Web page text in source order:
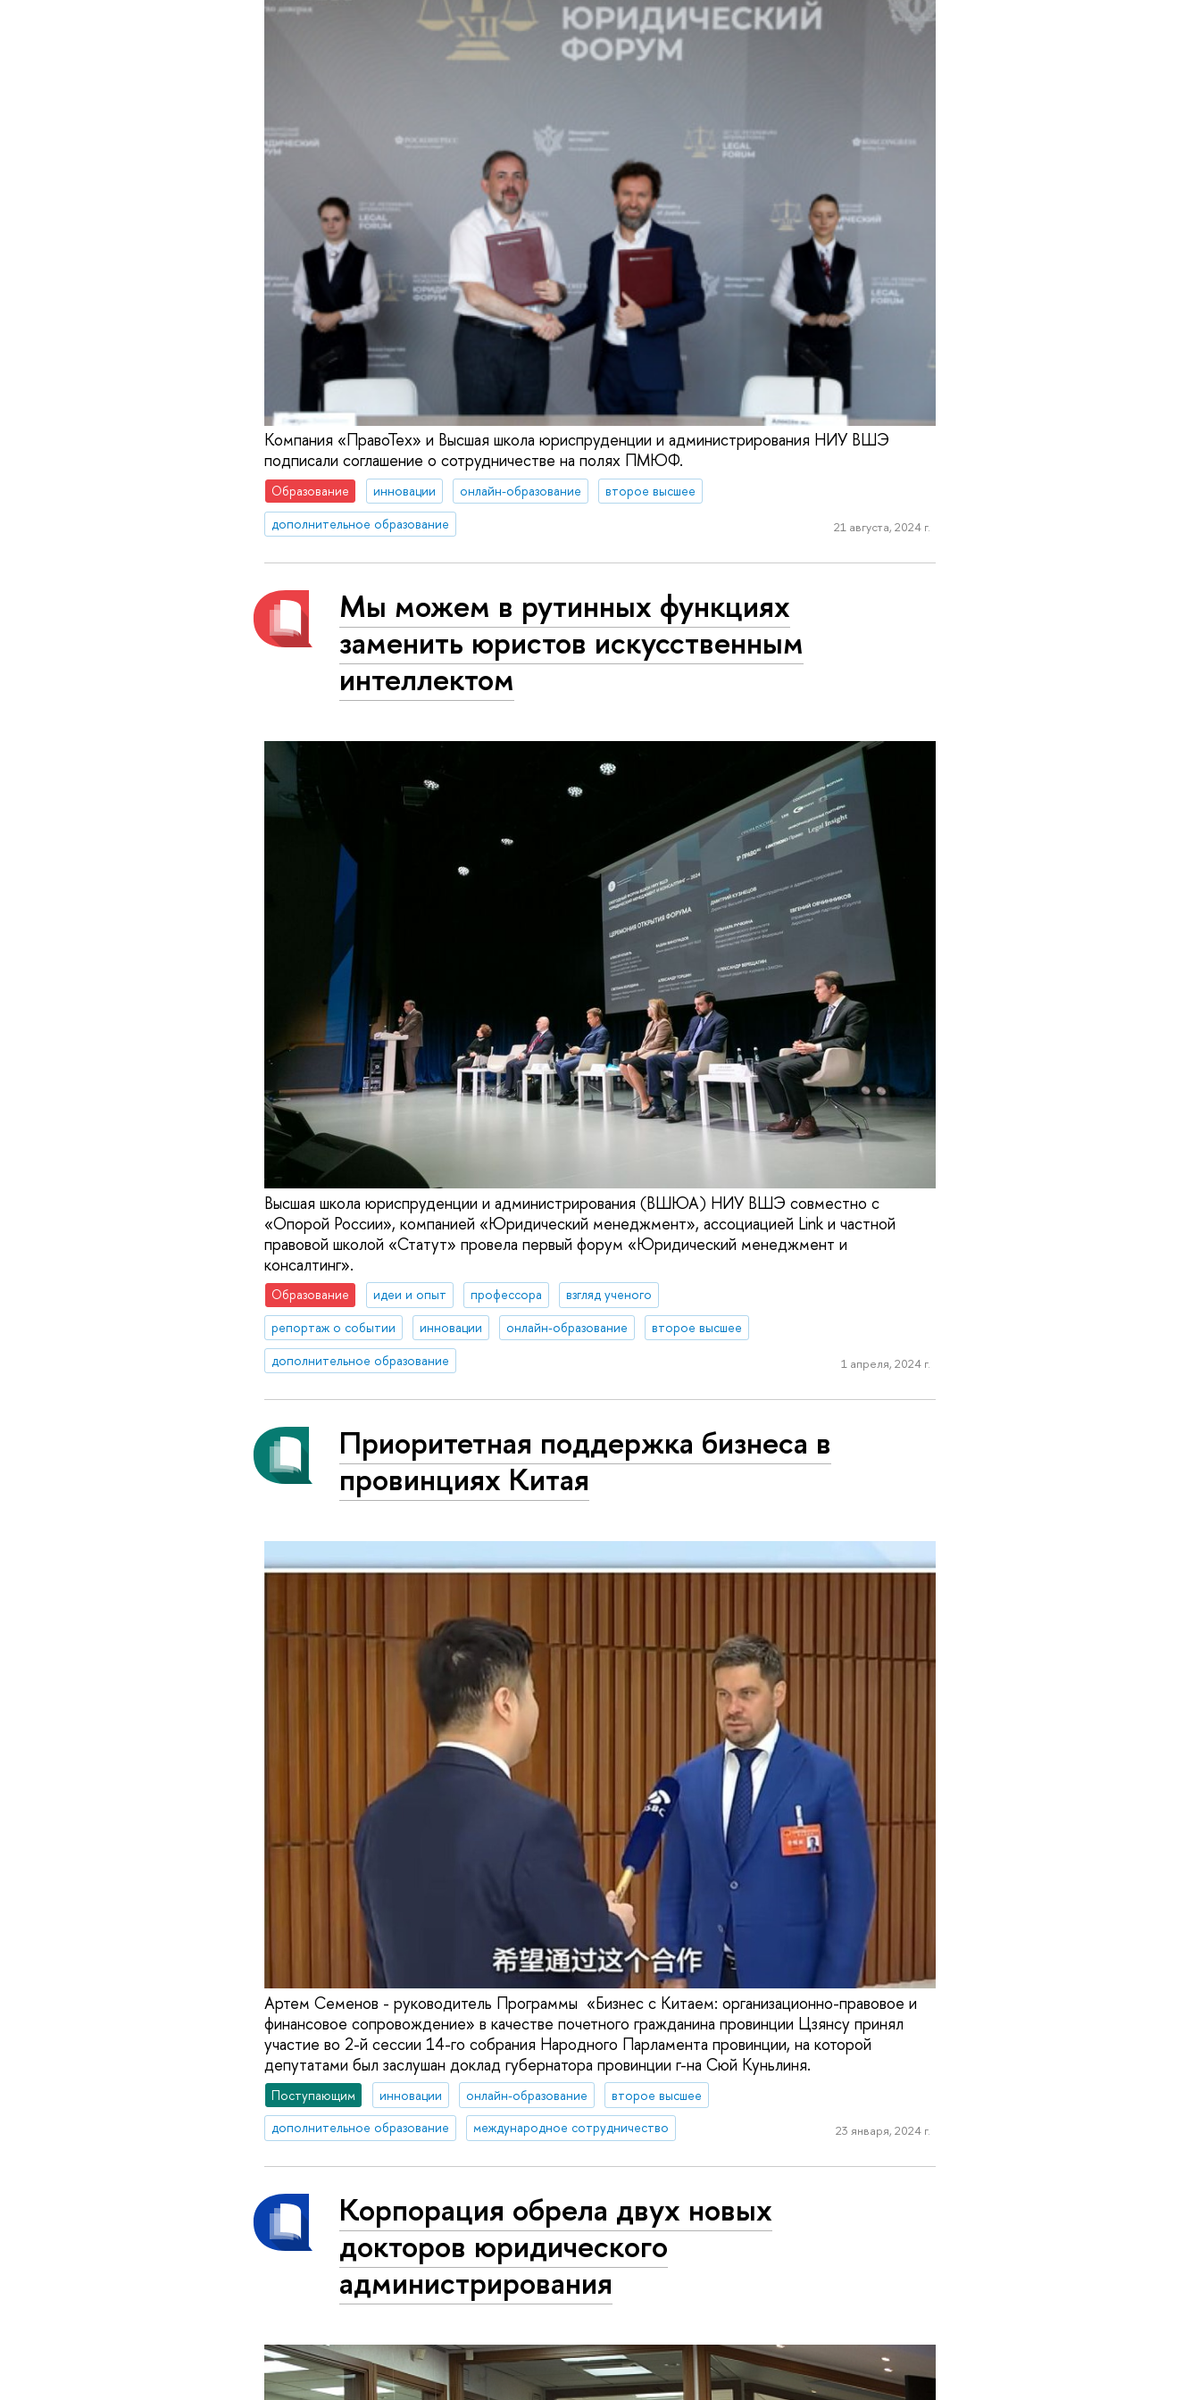
Компания «ПравоТех» и Высшая школа юриспруденции и администрирования НИУ ВШЭ
подписали соглашение о сотрудничестве на полях ПМЮФ.
Образование инновации онлайн-образование
второе высшее
дополнительное образование
21 августа, 2024 г.
Мы можем в рутинных функциях
заменить юристов искусственным
интеллектом
Высшая школа юриспруденции и администрирования (ВШЮА) НИУ ВШЭ совместно с
«Опорой России», компанией «Юридический менеджмент», ассоциацией Link и частной
правовой школой «Статут» провела первый форум «Юридический менеджмент и
консалтинг».
Образование идеи и опыт профессора
взгляд ученого
репортаж о событии
инновации онлайн-образование
второе высшее
дополнительное образование
1 апреля, 2024 г.
Приоритетная поддержка бизнеса в
провинциях Китая
Артем Семенов - руководитель Программы «Бизнес с Китаем: организационно-правовое и
финансовое сопровождение» в качестве почетного гражданина провинции Цзянсу принял
участие во 2-й сессии 14-го собрания Народного Парламента провинции, на которой
депутатами был заслушан доклад губернатора провинции г-на Сюй Куньлиня.
Поступающим инновации онлайн-образование
второе высшее
дополнительное образование
международное сотрудничество 23 января, 2024 г.
Корпорация обрела двух новых
докторов юридического
администрирования